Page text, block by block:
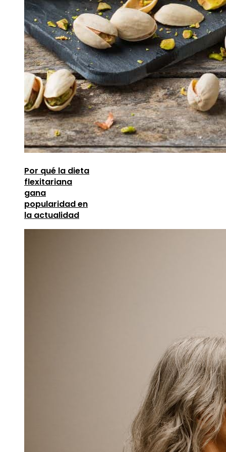
Por qué la dieta
flexitariana
gana
popularidad en
la actualidad